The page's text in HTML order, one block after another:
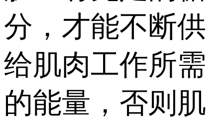
分，才能不断供
给肌肉工作所需
的能量，否则肌